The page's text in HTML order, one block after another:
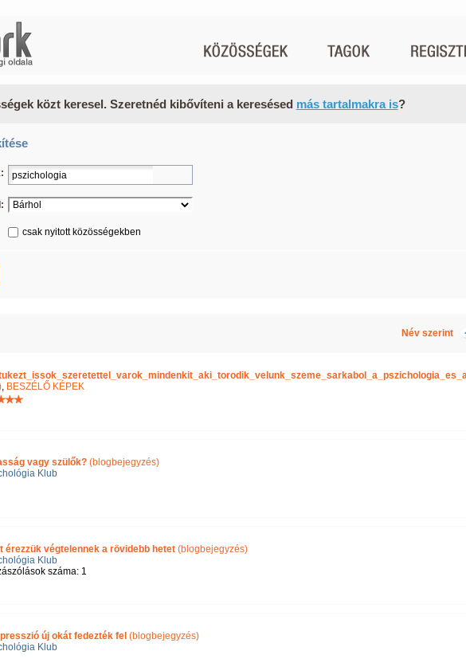
közt keresel. Szeretnéd kibővíteni a keresésed más tartalmakra is?
csak nyitott közösségekben
Név szerint
, BESZÉLŐ KÉPEK
vagy szülők?(blogbejegyzés)
Klub
érezzük végtelennek a rövidebb hetet(blogbejegyzés)
Klub
száma: 1
új okát fedezték fel (blogbejegyzés)
Klub